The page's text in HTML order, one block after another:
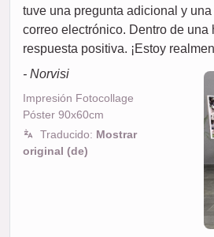
tuve una pregunta adicional y
correo electrónico. Dentro de una
respuesta positiva. ¡Estoy
- Norvisi
Impresión Fotocollage
Póster 90x60cm
Traducido: Mostrar
original (de)